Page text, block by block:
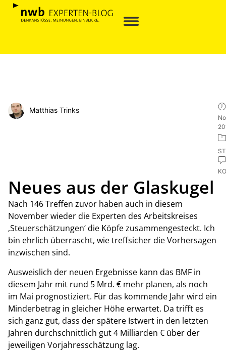
Matthias Trinks
Neues aus der Glaskugel
Nach 146 Treffen zuvor haben auch in diesem
November wieder die Experten des Arbeitskreises
‚Steuerschätzungen‘ die Köpfe zusammengesteckt. Ich
bin ehrlich überrascht, wie treffsicher die Vorhersagen
inzwischen sind.
Ausweislich der neuen Ergebnisse kann das BMF in
diesem Jahr mit rund 5 Mrd. € mehr planen, als noch
im Mai prognostiziert. Für das kommende Jahr wird ein
Minderbetrag in gleicher Höhe erwartet. Da trifft es
sich ganz gut, dass der spätere Istwert in den letzten
Jahren durchschnittlich gut 4 Milliarden € über der
jeweiligen Vorjahresschätzung lag.